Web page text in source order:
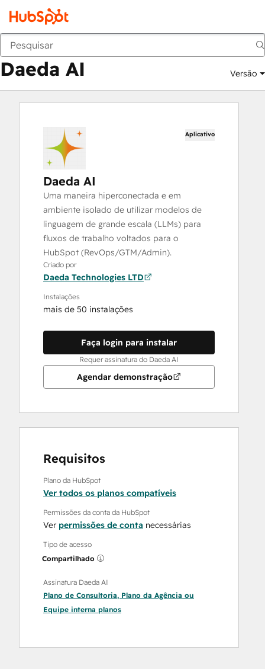
Marketplace Aplicativos
Daeda AI Versão
Aplicativo
Daeda AI
Uma maneira hiperconectada e em
ambiente isolado de utilizar modelos de
linguagem de grande escala (LLMs) para
fluxos de trabalho voltados para o
HubSpot (RevOps/GTM/Admin).
Criado por
Daeda Technologies LTD
Instalações
mais de 50 instalações
Faça login para instalar
Requer assinatura do Daeda AI
Agendar demonstração
Requisitos
Plano da HubSpot
Ver todos os planos compatíveis
Permissões da conta da HubSpot
Ver permissões de conta necessárias
Tipo de acesso
Compartilhado
Assinatura Daeda AI
Plano de Consultoria, Plano da Agência ou
Equipe interna planos